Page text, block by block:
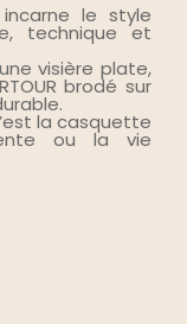
incarne le style
technique et
visière plate,
brodé sur
la casquette
ou la vie